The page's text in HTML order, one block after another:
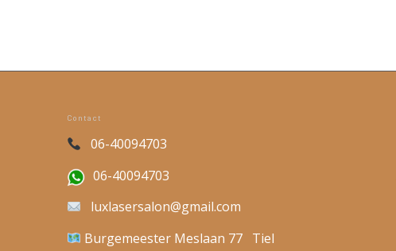
Contact
06-40094703
06-40094703
luxlasersalon@gmail.com
Burgemeester Meslaan 77 Tiel